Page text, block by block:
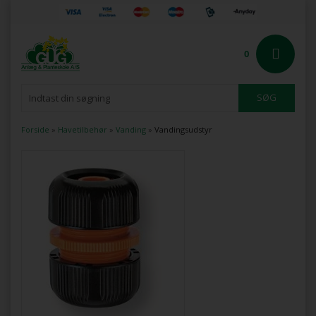
0
Forside » Havetilbehør » Vanding » Vandingsudstyr